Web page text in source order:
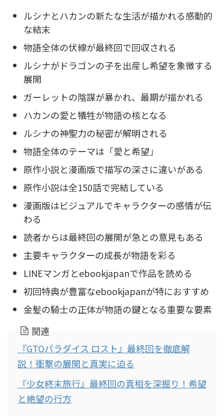
ルシナとハカンの新たな生活が描かれる感動的
な結末
物語全体の伏線が最終回で回収される
ルシナがドラゴンの子を出産し希望を象徴する
展開
ガーレットの陰謀が暴かれ、最期が描かれる
ハカンの愛と犠牲が物語の核となる
ルシナの神聖力の秘密が解明される
物語全体のテーマは「愛と希望」
原作小説と漫画版で描写の深さに違いがある
原作小説は全150話で完結している
漫画版はビジュアルでキャラクターの感情が伝
わる
読者からは最終回の展開が急との意見もある
主要キャラクターの成長が物語を彩る
LINEマンガとebookjapanで作品を読める
初回特典が豊富なebookjapanが特におすすめ
金髪の騎士の正体が物語の鍵となる重要な要素
関連
『GTOパラダイス ロスト』最終回を徹底解
説！衝撃の展開と真実に迫る
『少女終末旅行』最終回の真相を深掘り！希望
と絶望の行方